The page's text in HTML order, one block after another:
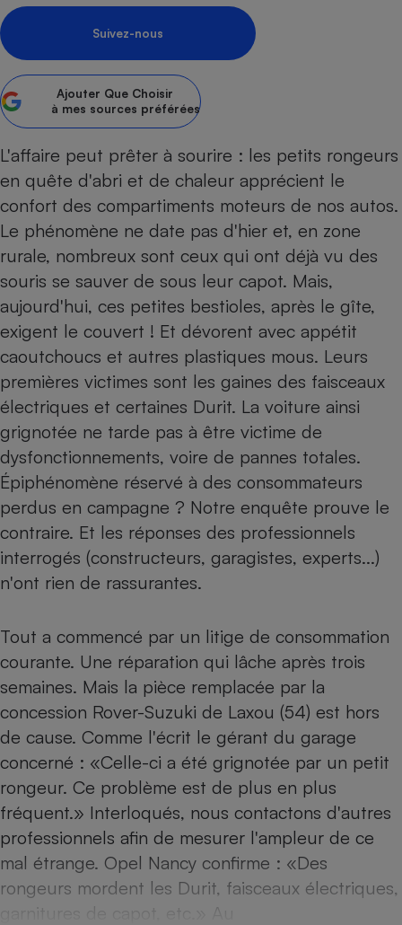
Suivez-nous
Ajouter Que Choisir
à mes sources préférées
L'affaire peut prêter à sourire : les petits rongeurs
en quête d'abri et de chaleur apprécient le
confort des compartiments moteurs de nos autos.
Le phénomène ne date pas d'hier et, en zone
rurale, nombreux sont ceux qui ont déjà vu des
souris se sauver de sous leur capot. Mais,
aujourd'hui, ces petites bestioles, après le gîte,
exigent le couvert ! Et dévorent avec appétit
caoutchoucs et autres plastiques mous. Leurs
premières victimes sont les gaines des faisceaux
électriques et certaines Durit. La voiture ainsi
grignotée ne tarde pas à être victime de
dysfonctionnements, voire de pannes totales.
Épiphénomène réservé à des consommateurs
perdus en campagne ? Notre enquête prouve le
contraire. Et les réponses des professionnels
interrogés (constructeurs, garagistes, experts...)
n'ont rien de rassurantes.
Tout a commencé par un litige de consommation
courante. Une réparation qui lâche après trois
semaines. Mais la pièce remplacée par la
concession Rover-Suzuki de Laxou (54) est hors
de cause. Comme l'écrit le gérant du garage
concerné : «Celle-ci a été grignotée par un petit
rongeur. Ce problème est de plus en plus
fréquent.» Interloqués, nous contactons d'autres
professionnels afin de mesurer l'ampleur de ce
mal étrange. Opel Nancy confirme : «Des
rongeurs mordent les Durit, faisceaux électriques,
garnitures de capot, etc.» Au
Sécurité - Hygiène
Supermarché - Drive
Complément
alimentaire
Assurance
Banque - Crédit
Mutuelle
Assurance emprunteur
Circulation routière
Contrôle technique -
Comparateur auto
Comparatif hotte
Comparatif climatiseur
Comparatif aspirateur
Comparatif aspirateur
Comparatif cafetière
Comparatif robot cuiseur
Comparatif centrale
Gros électroménager
Petit électroménager -
Lave-linge
Plaque de cuisson à
induction
Électricité - Gaz
Comparatif imprimante
Comparatif ordinateur
Comparatif ultrabook
Comparatif tablette
Image et son
Informatique
Internet
Téléphonie
Téléviseur
Téléphone mobile -
Smartphone
Crédit immobilier
Comparatif radiateur
Aménagement
Bricolage - Jardinage
Chauffage
Produit d'entretien
Sécurité domestique
Radiateur électrique
Hygiène - Beauté
Maladie - Médecine -
Système de santé -
Mutuelle
Antimoustique
Retraite
Choisir son fioul
Choisir son pellet
Energie Moins Chère Ensemble
Tous les comparateurs
Toutes les cartes interactives
Speedtest - Testez le débit de votre
connexion Internet